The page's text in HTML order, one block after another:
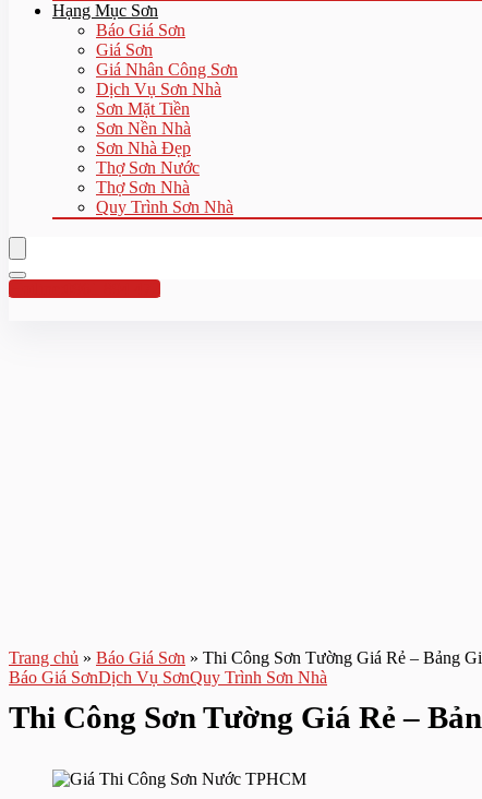
Hạng Mục Sơn
Báo Giá Sơn
Giá Sơn
Giá Nhân Công Sơn
Dịch Vụ Sơn Nhà
Sơn Mặt Tiền
Sơn Nền Nhà
Sơn Nhà Đẹp
Thợ Sơn Nước
Thợ Sơn Nhà
Quy Trình Sơn Nhà
Hotline:0961 894 472
Trang chủ » Báo Giá Sơn » Thi Công Sơn Tường Giá Rẻ – Bảng
Báo Giá SơnDịch Vụ SơnQuy Trình Sơn Nhà
Thi Công Sơn Tường Giá Rẻ –